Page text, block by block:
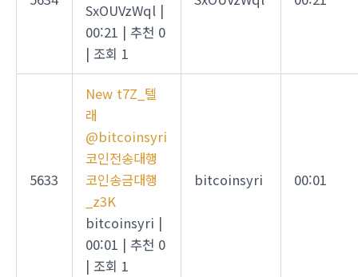
SxOUVzWql |
00:21 | 추천 0
| 조회 1
5633
New t7Z_텔
래
@bitcoinsyri
코인전송대행
코인송금대행
_z3K
bitcoinsyri |
00:01 | 추천 0
| 조회 1
bitcoinsyri 00:01